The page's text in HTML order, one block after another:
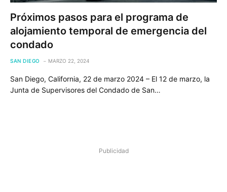
Próximos pasos para el programa de
alojamiento temporal de emergencia del
condado
SAN DIEGO MARZO 22, 2024
San Diego, California, 22 de marzo 2024 – El 12 de marzo, la
Junta de Supervisores del Condado de San…
Publicidad